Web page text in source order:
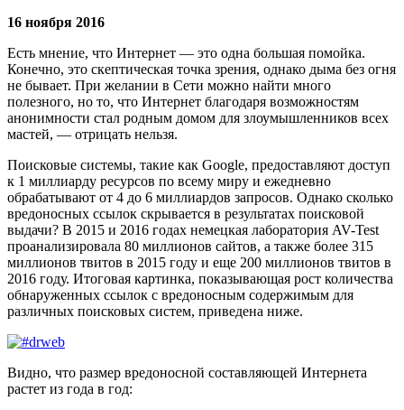
16 ноября 2016
Есть мнение, что Интернет — это одна большая помойка.
Конечно, это скептическая точка зрения, однако дыма без огня
не бывает. При желании в Сети можно найти много
полезного, но то, что Интернет благодаря возможностям
анонимности стал родным домом для злоумышленников всех
мастей, — отрицать нельзя.
Поисковые системы, такие как Google, предоставляют доступ
к 1 миллиарду ресурсов по всему миру и ежедневно
обрабатывают от 4 до 6 миллиардов запросов. Однако сколько
вредоносных ссылок скрывается в результатах поисковой
выдачи? В 2015 и 2016 годах немецкая лаборатория AV-Test
проанализировала 80 миллионов сайтов, а также более 315
миллионов твитов в 2015 году и еще 200 миллионов твитов в
2016 году. Итоговая картинка, показывающая рост количества
обнаруженных ссылок с вредоносным содержимым для
различных поисковых систем, приведена ниже.
Видно, что размер вредоносной составляющей Интернета
растет из года в год: